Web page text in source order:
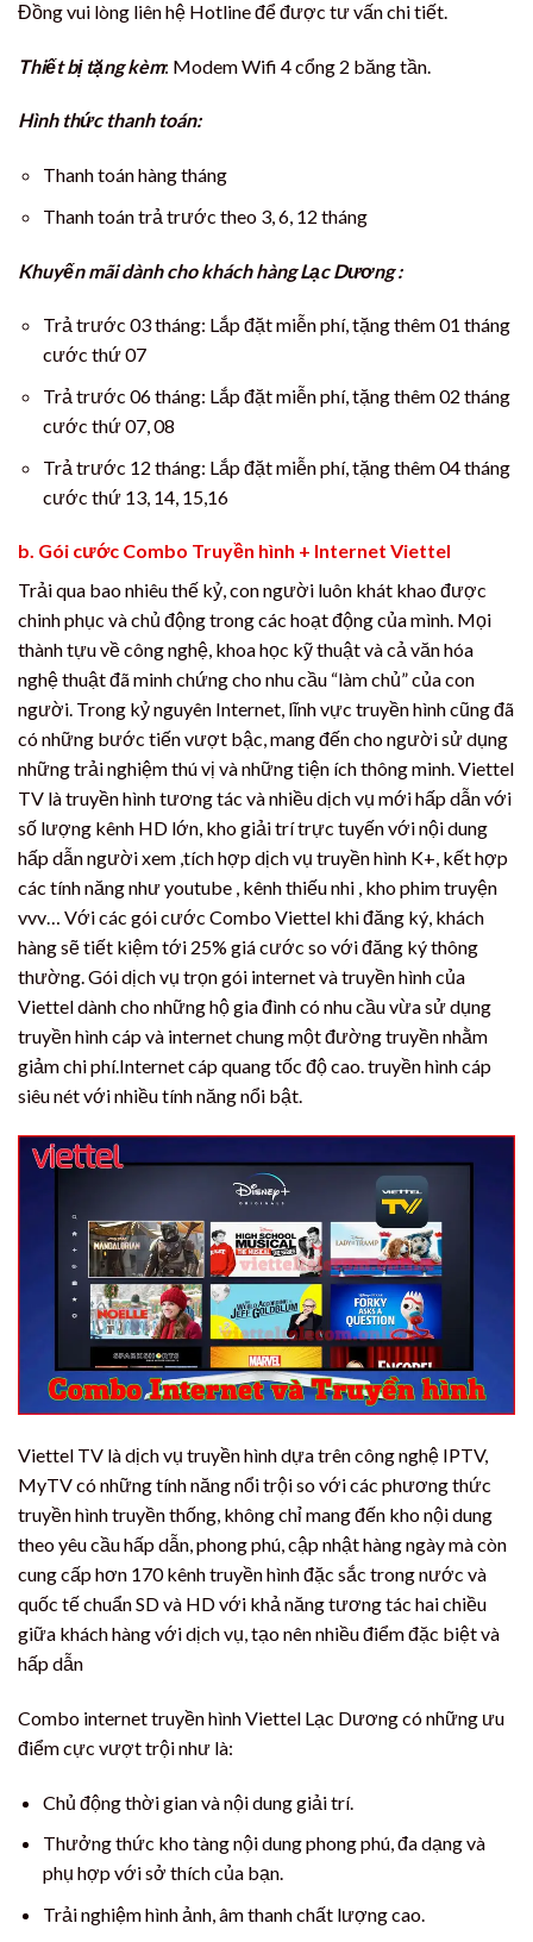
Đồng vui lòng liên hệ Hotline để được tư vấn chi tiết.
Thiết bị tặng kèm: Modem Wifi 4 cổng 2 băng tần.
Hình thức thanh toán:
Thanh toán hàng tháng
Thanh toán trả trước theo 3, 6, 12 tháng
Khuyến mãi dành cho khách hàng Lạc Dương :
Trả trước 03 tháng: Lắp đặt miễn phí, tặng thêm 01 tháng
cước thứ 07
Trả trước 06 tháng: Lắp đặt miễn phí, tặng thêm 02 tháng
cước thứ 07, 08
Trả trước 12 tháng: Lắp đặt miễn phí, tặng thêm 04 tháng
cước thứ 13, 14, 15,16
b. Gói cước Combo Truyền hình + Internet Viettel
Trải qua bao nhiêu thế kỷ, con người luôn khát khao được
chinh phục và chủ động trong các hoạt động của mình. Mọi
thành tựu về công nghệ, khoa học kỹ thuật và cả văn hóa
nghệ thuật đã minh chứng cho nhu cầu “làm chủ” của con
người. Trong kỷ nguyên Internet, lĩnh vực truyền hình cũng đã
có những bước tiến vượt bậc, mang đến cho người sử dụng
những trải nghiệm thú vị và những tiện ích thông minh. Viettel
TV là truyền hình tương tác và nhiều dịch vụ mới hấp dẫn với
số lượng kênh HD lớn, kho giải trí trực tuyến với nội dung
hấp dẫn người xem ,tích hợp dịch vụ truyền hình K+, kết hợp
các tính năng như youtube , kênh thiếu nhi , kho phim truyện
vvv… Với các gói cước Combo Viettel khi đăng ký, khách
hàng sẽ tiết kiệm tới 25% giá cước so với đăng ký thông
thường. Gói dịch vụ trọn gói internet và truyền hình của
Viettel dành cho những hộ gia đình có nhu cầu vừa sử dụng
truyền hình cáp và internet chung một đường truyền nhằm
giảm chi phí.Internet cáp quang tốc độ cao. truyền hình cáp
siêu nét với nhiều tính năng nổi bật.
Viettel TV là dịch vụ truyền hình dựa trên công nghệ IPTV,
MyTV có những tính năng nổi trội so với các phương thức
truyền hình truyền thống, không chỉ mang đến kho nội dung
theo yêu cầu hấp dẫn, phong phú, cập nhật hàng ngày mà còn
cung cấp hơn 170 kênh truyền hình đặc sắc trong nước và
quốc tế chuẩn SD và HD với khả năng tương tác hai chiều
giữa khách hàng với dịch vụ, tạo nên nhiều điểm đặc biệt và
hấp dẫn
Combo internet truyền hình Viettel Lạc Dương có những ưu
điểm cực vượt trội như là:
Chủ động thời gian và nội dung giải trí.
Thưởng thức kho tàng nội dung phong phú, đa dạng và
phụ hợp với sở thích của bạn.
Trải nghiệm hình ảnh, âm thanh chất lượng cao.